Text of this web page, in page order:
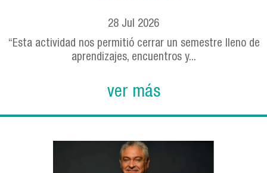
28 Jul 2026
“Esta actividad nos permitió cerrar un semestre lleno de
aprendizajes, encuentros y...
ver más